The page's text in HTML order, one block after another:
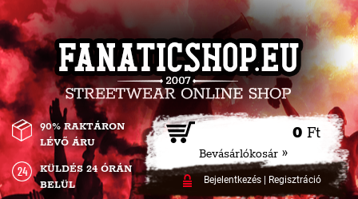
0 Ft
Bevásárlókosár »
Bejelentkezés| Regisztráció
90% RAKTÁRON
LÉVŐ ÁRU
KÜLDÉS 24 ÓRÁN
BELÜL